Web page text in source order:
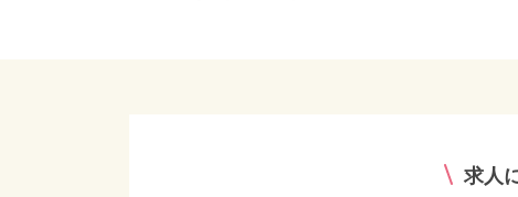
求人